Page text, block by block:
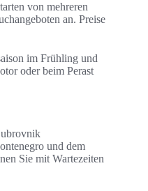
von mehreren
an. Preise
im Frühling und
oder beim Perast
und dem
Sie mit Wartezeiten